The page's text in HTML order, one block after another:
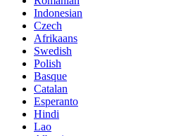
Indonesian
Czech
Afrikaans
Swedish
Polish
Basque
Catalan
Esperanto
Hindi
Lao